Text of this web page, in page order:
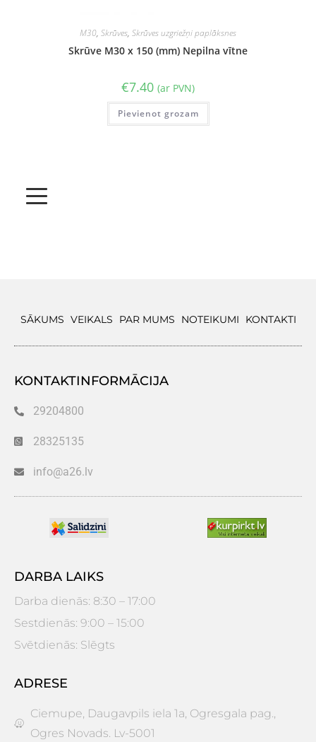
M30, Skrūves, Skrūves uzgriežņi paplāksnes
Skrūve M30 x 150 (mm) Nepilna vītne
€7.40 (ar PVN)
Pievienot grozam
SĀKUMS VEIKALS PAR MUMS NOTEIKUMI KONTAKTI
KONTAKTINFORMĀCIJA
29204800
28325135
info@a26.lv
DARBA LAIKS
Darba dienās: 8:30 – 17:00
Sestdienās: 9:00 – 15:00
Svētdienās: Slēgts
ADRESE
Ciemupe, Daugavpils iela 1a, Ogresgala pag.,
Ogres Novads. Lv-5001